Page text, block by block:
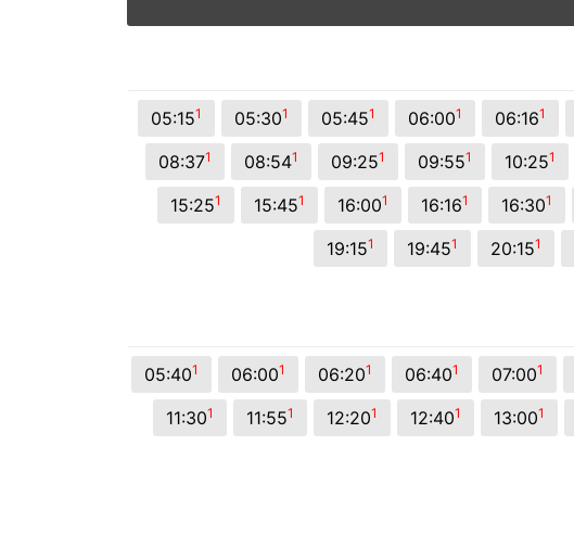
05:151 05:301 05:451 06:001 06:161
08:371 08:541 09:251 09:551 10:251
15:251 15:451 16:001 16:161 16:301
19:151 19:451 20:151
05:401 06:001 06:201 06:401 07:001
11:301 11:551 12:201 12:401 13:001